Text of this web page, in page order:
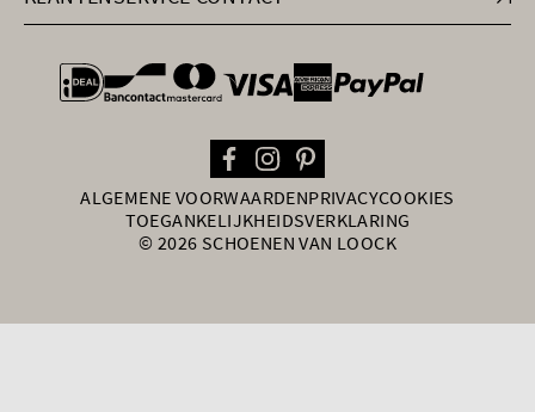
general.paymentOptions
ALGEMENE VOORWAARDENPRIVACYCOOKIES
TOEGANKELIJKHEIDSVERKLARING
© 2026 SCHOENEN VAN LOOCK